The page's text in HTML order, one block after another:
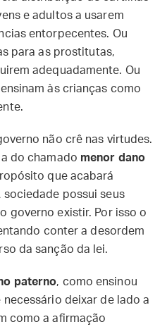
e adultos a usarem
entorpecentes. Ou
para as prostitutas,
adequadamente. Ou
às crianças como
não crê nas virtudes.
do chamado menor dano
que acabará
sociedade possui seus
governo existir. Por isso o
conter a desordem
da sanção da lei.
paterno, como ensinou
necessário deixar de lado a
como a afirmação